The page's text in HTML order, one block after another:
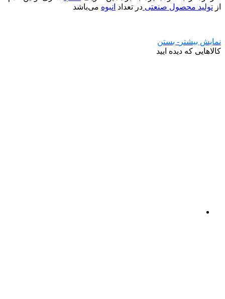
از تولید محصول صنعتی در تعداد انبوه می‌باشد
نمایش بیشتر - بستن
کالاهایی که دیده ایید